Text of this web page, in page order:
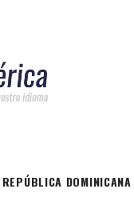
REPÚBLICA DOMINICANA